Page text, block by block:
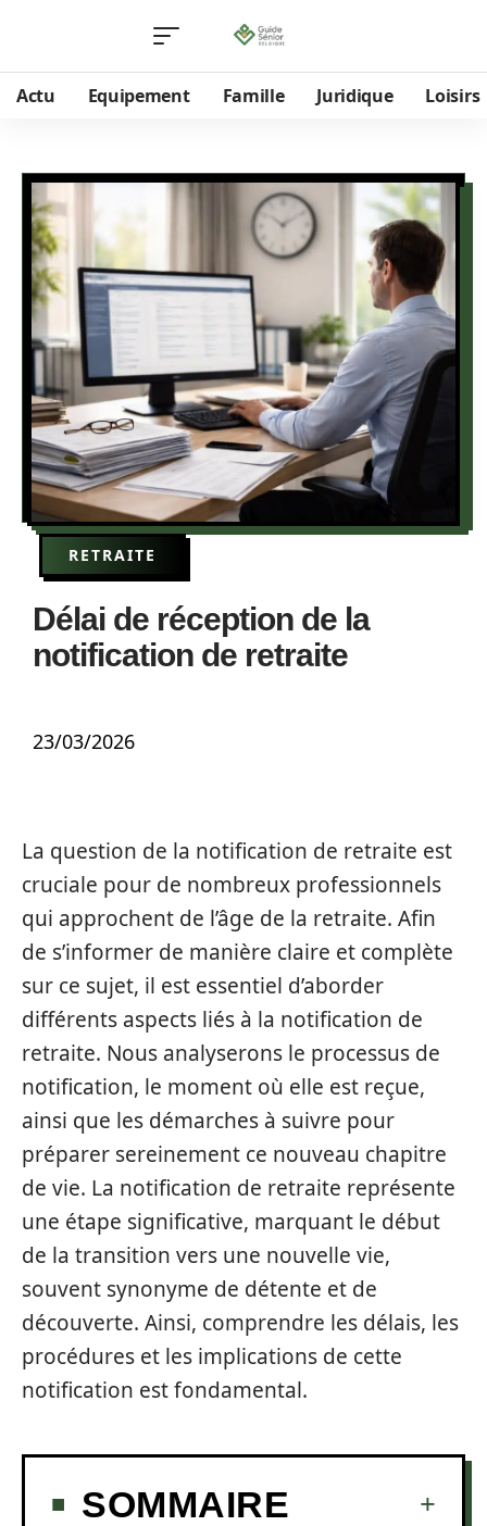
Actu Equipement Famille Juridique Loisirs
RETRAITE
Délai de réception de la
notification de retraite
23/03/2026
La question de la notification de retraite est
cruciale pour de nombreux professionnels
qui approchent de l’âge de la retraite. Afin
de s’informer de manière claire et complète
sur ce sujet, il est essentiel d’aborder
différents aspects liés à la notification de
retraite. Nous analyserons le processus de
notification, le moment où elle est reçue,
ainsi que les démarches à suivre pour
préparer sereinement ce nouveau chapitre
de vie. La notification de retraite représente
une étape significative, marquant le début
de la transition vers une nouvelle vie,
souvent synonyme de détente et de
découverte. Ainsi, comprendre les délais, les
procédures et les implications de cette
notification est fondamental.
SOMMAIRE